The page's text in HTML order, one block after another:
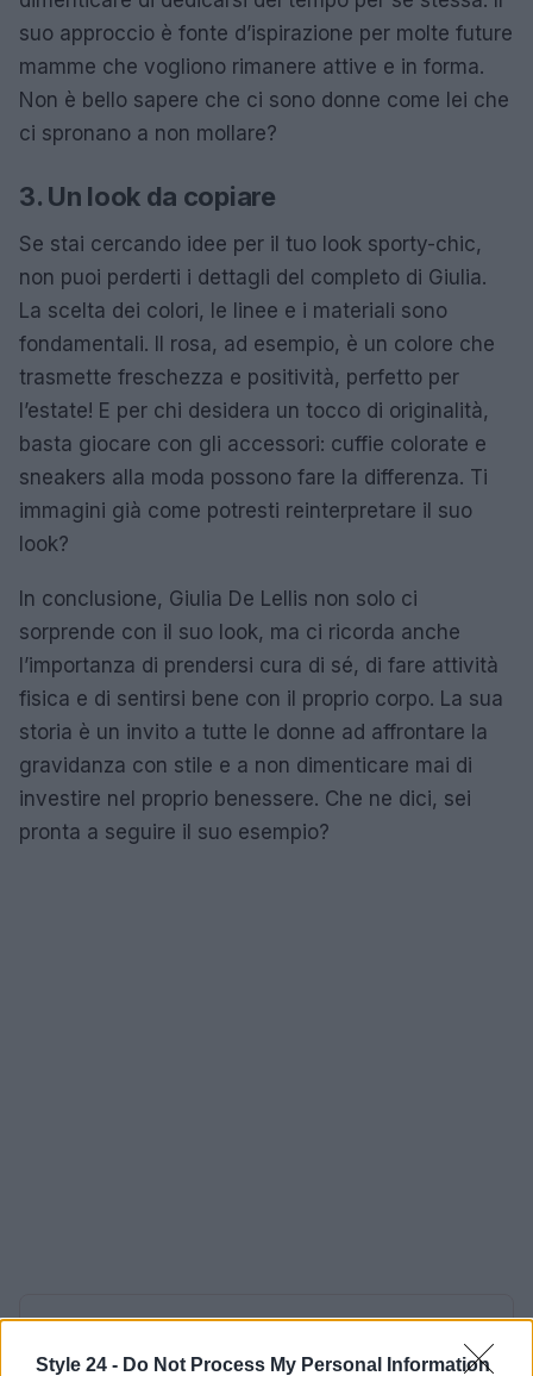
Style 24 - Do Not Process My Personal Information
suo approccio è fonte d’ispirazione per molte future
mamme che vogliono rimanere attive e in forma.
Non è bello sapere che ci sono donne come lei che
ci spronano a non mollare?
3. Un look da copiare
Se stai cercando idee per il tuo look sporty-chic,
non puoi perderti i dettagli del completo di Giulia.
La scelta dei colori, le linee e i materiali sono
fondamentali. Il rosa, ad esempio, è un colore che
trasmette freschezza e positività, perfetto per
l’estate! E per chi desidera un tocco di originalità,
basta giocare con gli accessori: cuffie colorate e
sneakers alla moda possono fare la differenza. Ti
immagini già come potresti reinterpretare il suo
look?
In conclusione, Giulia De Lellis non solo ci
sorprende con il suo look, ma ci ricorda anche
l’importanza di prendersi cura di sé, di fare attività
fisica e di sentirsi bene con il proprio corpo. La sua
storia è un invito a tutte le donne ad affrontare la
gravidanza con stile e a non dimenticare mai di
investire nel proprio benessere. Che ne dici, sei
pronta a seguire il suo esempio?
Staff